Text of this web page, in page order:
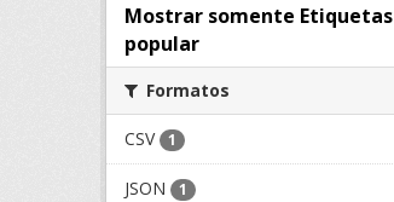
Mostrar somente Etiquetas
popular
Formatos
CSV 1
JSON 1